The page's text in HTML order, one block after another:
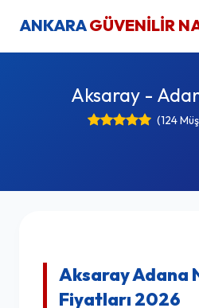
ANKARAGÜVENİLİR
Aksaray -
(124
Aksaray Adana
Fiyatları 2026